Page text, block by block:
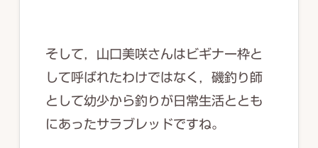
そして，山口美咲さんはビギナー枠と
して呼ばれたわけではなく，磯釣り師
として幼少から釣りが日常生活ととも
にあったサラブレッドですね。